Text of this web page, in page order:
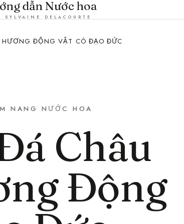
dẫn Nước hoa
SYLVAINE DELACOURTE
HƯƠNG ĐỘNG VẬT CÓ ĐẠO ĐỨC
NANG NƯỚC HOA
Châu
Động